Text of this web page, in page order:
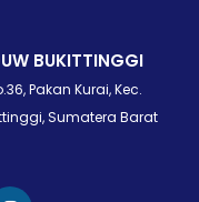
BUKITTINGGI
Pakan Kurai, Kec.
Sumatera Barat